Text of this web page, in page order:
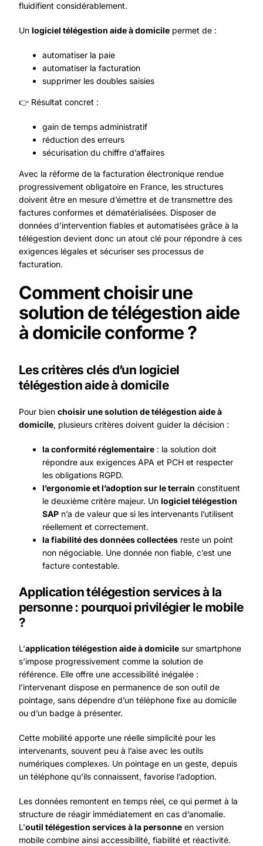
fluidifient considérablement.
Un logiciel télégestion aide à domicilepermet de :
automatiser la paie
automatiser la facturation
supprimer les doubles saisies
👉 Résultat concret :
gain de temps administratif
réduction des erreurs
sécurisation du chiffre d’affaires
Avec la réforme de la facturation électroniquerendue
progressivement obligatoire en France, les structures
doivent être en mesure d’émettre et de transmettre des
factures conformes et dématérialisées. Disposer de
données d’intervention fiables et automatisées grâce à la
télégestion devient donc un atout clé pour répondre à ces
exigences légales et sécuriser ses processus de
facturation.
Comment choisir une
solution de télégestion aide
à domicile conforme ?
Les critères clés d’un logiciel
télégestion aide à domicile
Pour bien choisir une solution de télégestion aide à
domicile, plusieurs critères doivent guider la décision :
la conformité réglementaire: la solution doit
répondre aux exigences APA et PCH et respecter
les obligations RGPD.
l’ergonomie et l’adoption sur le terrain constituent
le deuxième critère majeur. Un logiciel télégestion
SAPn’a de valeur que si les intervenants l’utilisent
réellement et correctement.
la fiabilité des données collectéesreste un point
non négociable. Une donnée non fiable, c’est une
facture contestable.
Applicationtélégestion services à la
personne: pourquoi privilégier le mobile
?
L’application télégestion aide à domicilesur smartphone
s’impose progressivement comme la solution de
référence. Elle offre une accessibilité inégalée :
l’intervenant dispose en permanence de son outil de
pointage, sans dépendre d’un téléphone fixe au domicile
ou d’un badge à présenter.
Cette mobilité apporte une réelle simplicité pour les
intervenants, souvent peu à l’aise avec les outils
numériques complexes. Un pointage en un geste, depuis
un téléphone qu’ils connaissent, favorise l’adoption.
Les données remontent en temps réel, ce qui permet à la
structure de réagir immédiatement en cas d’anomalie.
L’outil télégestion services à la personneen version
mobile combine ainsi accessibilité, fiabilité et réactivité.